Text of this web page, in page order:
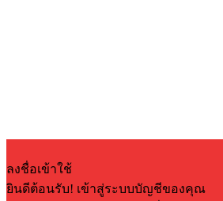
ลงชื่อเข้าใช้
ยินดีต้อนรับ! เข้าสู่ระบบบัญชีของคุณ